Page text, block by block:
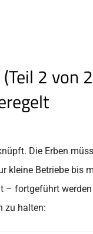
2 von
Die Erben
kleine Betriebe bis
– fortgeführt
zu halten: